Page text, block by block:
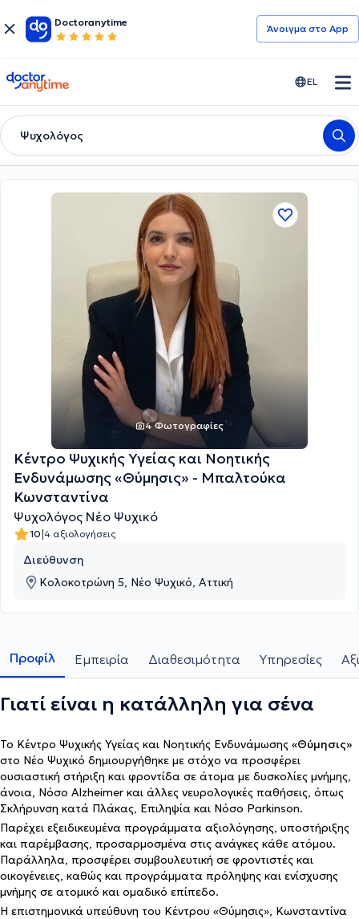
Doctoranytime
Άνοιγμα στο App
doctoranytime EL
Ψυχολόγος
4 Φωτογραφίες
Κέντρο Ψυχικής Υγείας και Νοητικής
Ενδυνάμωσης «Θύμησις» - Μπαλτούκα
Κωνσταντίνα
Ψυχολόγος Νέο Ψυχικό
10|4 αξιολογήσεις
Διεύθυνση
Κολοκοτρώνη 5, Νέο Ψυχικό, Αττική
Προφίλ Εμπειρία Διαθεσιμότητα Υπηρεσίες
Γιατί είναι η κατάλληλη για σένα
Το Κέντρο Ψυχικής Υγείας και Νοητικής Ενδυνάμωσης «Θύμησις»
στο Νέο Ψυχικό δημιουργήθηκε με στόχο να προσφέρει
ουσιαστική στήριξη και φροντίδα σε άτομα με δυσκολίες μνήμης,
άνοια, Νόσο Alzheimer και άλλες νευρολογικές παθήσεις, όπως
Σκλήρυνση κατά Πλάκας, Επιληψία και Νόσο Parkinson.
Παρέχει εξειδικευμένα προγράμματα αξιολόγησης, υποστήριξης
και παρέμβασης, προσαρμοσμένα στις ανάγκες κάθε ατόμου.
Παράλληλα, προσφέρει συμβουλευτική σε φροντιστές και
οικογένειες, καθώς και προγράμματα πρόληψης και ενίσχυσης
μνήμης σε ατομικό και ομαδικό επίπεδο.
Η επιστημονικά υπεύθυνη του Κέντρου «Θύμησις», Κωνσταντίνα